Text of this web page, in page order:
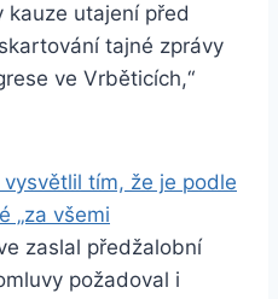
kauze utajení před
tajné zprávy
ve Vrběticích,“
tím, že je podle
„za všemi
zaslal předžalobní
požadoval i